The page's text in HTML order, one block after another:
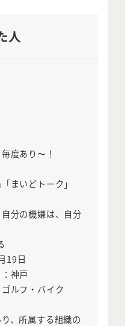
人
あり〜！
まいどトーク」
分の機嫌は、自分
19日
神戸
ルフ・バイク
、所属する組織の